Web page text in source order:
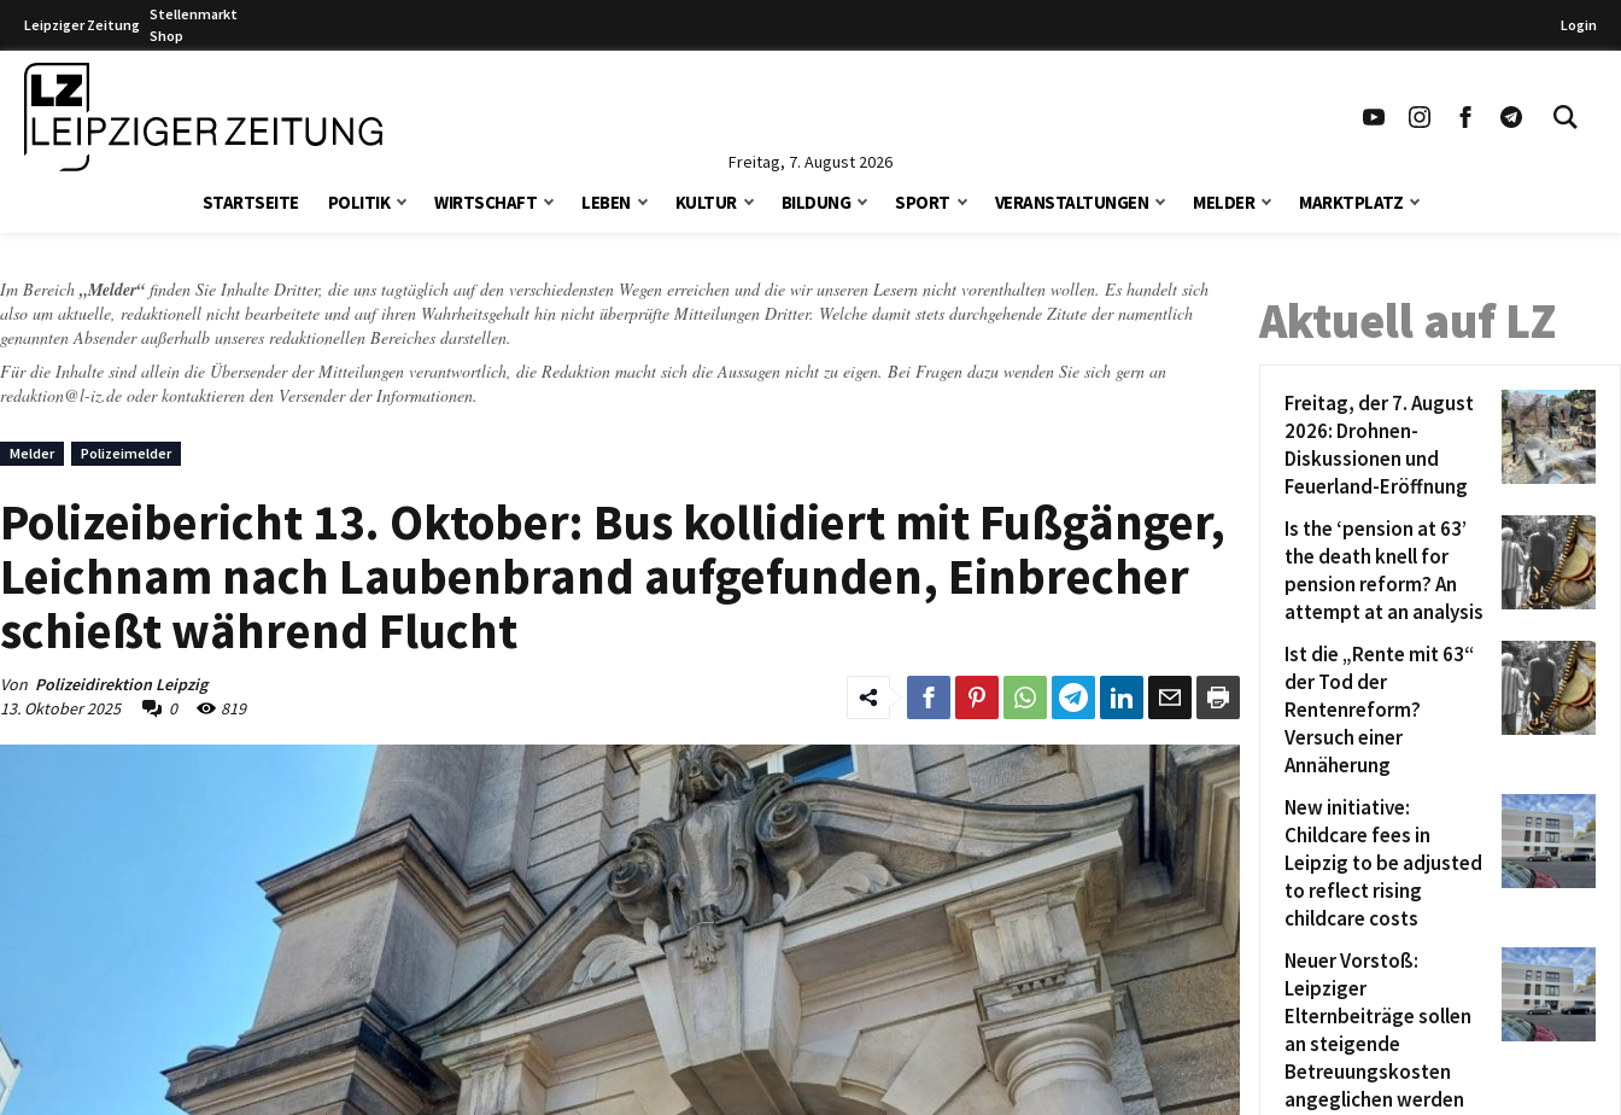
Leipziger Zeitung
Stellenmarkt
Shop
Login
Freitag, 7. August 2026
STARTSEITE POLITIK WIRTSCHAFT LEBEN KULTUR BILDUNG SPORT VERANSTALTUNGEN MELDER MARKTPLATZ
Im Bereich „Melder“ finden Sie Inhalte Dritter, die uns tagtäglich auf den verschiedensten Wegen erreichen und die wir unseren Lesern nicht vorenthalten wollen. Es handelt sich
also um aktuelle, redaktionell nicht bearbeitete und auf ihren Wahrheitsgehalt hin nicht überprüfte Mitteilungen Dritter. Welche damit stets durchgehende Zitate der namentlich
genannten Absender außerhalb unseres redaktionellen Bereiches darstellen.
Für die Inhalte sind allein die Übersender der Mitteilungen verantwortlich, die Redaktion macht sich die Aussagen nicht zu eigen. Bei Fragen dazu wenden Sie sich gern an
redaktion@l-iz.de oder kontaktieren den Versender der Informationen.
Melder Polizeimelder
Polizeibericht 13. Oktober: Bus kollidiert mit Fußgänger,
Leichnam nach Laubenbrand aufgefunden, Einbrecher
schießt während Flucht
Von Polizeidirektion Leipzig
13. Oktober 2025
0 819
Aktuell auf LZ
Freitag, der 7. August
2026: Drohnen-
Diskussionen und
Feuerland-Eröffnung
Is the ‘pension at 63’
the death knell for
pension reform? An
attempt at an analysis
Ist die „Rente mit 63“
der Tod der
Rentenreform?
Versuch einer
Annäherung
New initiative:
Childcare fees in
Leipzig to be adjusted
to reflect rising
childcare costs
Neuer Vorstoß:
Leipziger
Elternbeiträge sollen
an steigende
Betreuungskosten
angeglichen werden